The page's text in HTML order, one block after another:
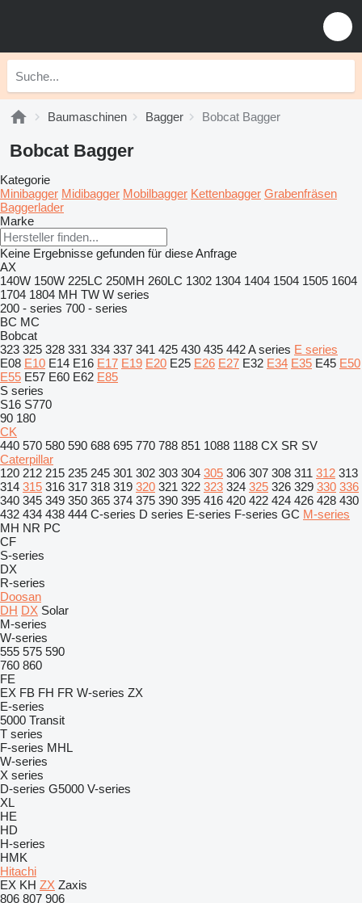
Baumaschinen Bagger Bobcat Bagger
Bobcat Bagger
Kategorie
Minibagger Midibagger Mobilbagger Kettenbagger Grabenfräsen
Baggerlader
Marke
Keine Ergebnisse gefunden für diese Anfrage
AX
140W 150W 225LC 250MH 260LC 1302 1304 1404 1504 1505 1604
1704 1804 MH TW W series
200 - series 700 - series
BC MC
Bobcat
323 325 328 331 334 337 341 425 430 435 442A series E series
E08 E10 E14 E16 E17 E19 E20 E25 E26 E27 E32 E34 E35 E45 E50
E55 E57 E60 E62 E85
S series
S16 S770
90 180
CK
440 570 580 590 688 695 770 788 851 1088 1188 CX SR SV
Caterpillar
120 212 215 235 245 301 302 303 304 305 306 307 308 311 312 313
314 315 316 317 318 319 320 321 322 323 324 325 326 329 330 336
340 345 349 350 365 374 375 390 395 416 420 422 424 426 428 430
432 434 438 444 C-series D series E-series F-series GC M-series
MH NR PC
CF
S-series
DX
R-series
Doosan
DH DX Solar
M-series
W-series
555 575 590
760 860
FE
EX FB FH FR W-series ZX
E-series
5000 Transit
T series
F-series MHL
W-series
X series
D-series G5000 V-series
XL
HE
HD
H-series
HMK
Hitachi
EX KH ZX Zaxis
806 807 906